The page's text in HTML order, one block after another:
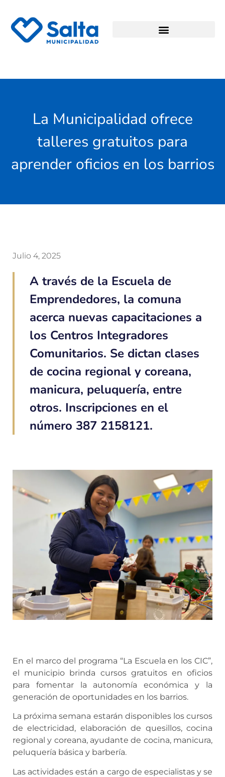
La Municipalidad ofrece
talleres gratuitos para
aprender oficios en los barrios
Julio 4, 2025
A través de la Escuela de
Emprendedores, la comuna
acerca nuevas capacitaciones a
los Centros Integradores
Comunitarios. Se dictan clases
de cocina regional y coreana,
manicura, peluquería, entre
otros. Inscripciones en el
número 387 2158121.
En el marco del programa “La Escuela en los CIC”,
el municipio brinda cursos gratuitos en oficios
para fomentar la autonomía económica y la
generación de oportunidades en los barrios.
La próxima semana estarán disponibles los cursos
de electricidad, elaboración de quesillos, cocina
regional y coreana, ayudante de cocina, manicura,
peluquería básica y barbería.
Las actividades están a cargo de especialistas y se